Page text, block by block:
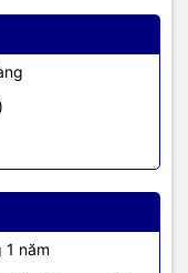
1 năm